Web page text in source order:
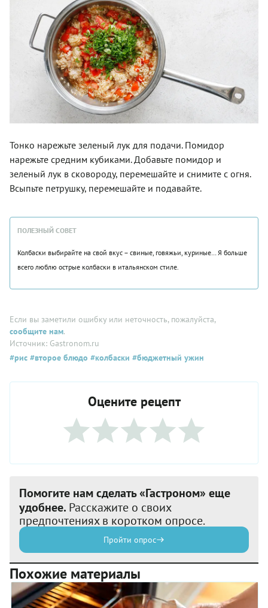
Тонко нарежьте зеленый лук для подачи. Помидор
нарежьте средним кубиками. Добавьте помидор и
зеленый лук в сковороду, перемешайте и снимите с огня.
Всыпьте петрушку, перемешайте и подавайте.
ПОЛЕЗНЫЙ СОВЕТ
Колбаски выбирайте на свой вкус – свиные, говяжьи, куриные… Я больше
всего люблю острые колбаски в итальянском стиле.
Если вы заметили ошибку или неточность, пожалуйста,
сообщите нам.
Источник: Gastronom.ru
#рис #второе блюдо #колбаски #бюджетный ужин
Оцените рецепт
Помогите нам сделать «Гастроном» еще
удобнее. Расскажите о своих
предпочтениях в коротком опросе.
Пройти опрос
Похожие материалы